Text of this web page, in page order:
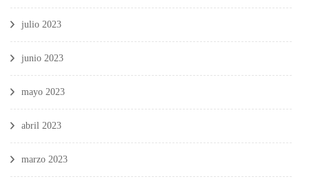
julio 2023
junio 2023
mayo 2023
abril 2023
marzo 2023